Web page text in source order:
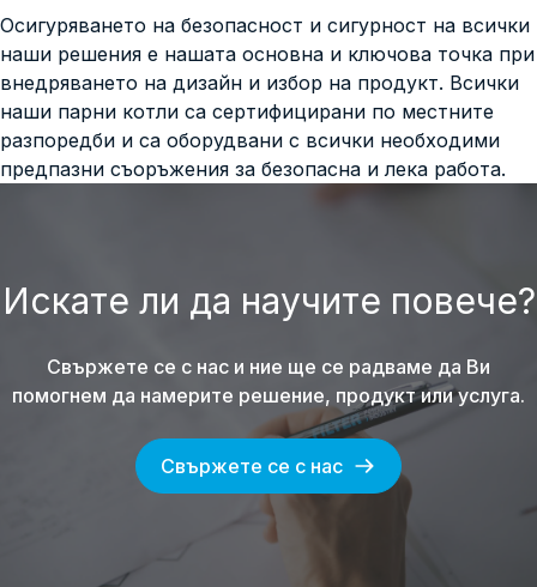
Осигуряването на безопасност и сигурност на всички
наши решения е нашата основна и ключова точка при
внедряването на дизайн и избор на продукт. Всички
наши парни котли са сертифицирани по местните
разпоредби и са оборудвани с всички необходими
предпазни съоръжения за безопасна и лека работа.
Искате ли да научите повече?
Свържете се с нас и ние ще се радваме да Ви
помогнем да намерите решение, продукт или услуга.
Свържете се с нас